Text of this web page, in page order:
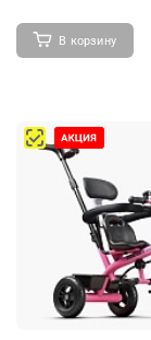
В корзину